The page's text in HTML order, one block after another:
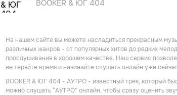
BOOKER & ЮГ 404
На нашем сайте вы можете насладиться прекрасным
различных жанров - от популярных хитов до редких
прослушивания в хорошем качестве. Наш сервис
не теряйте время и начинайте слушать онлайн уже
BOOKER & ЮГ 404 - АУТРО - известный трек, который
можно слушать “АУТРО” онлайн, чтобы сразу оценить